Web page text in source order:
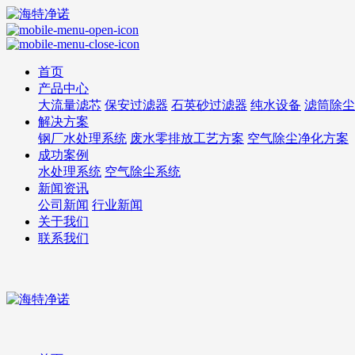
首页
产品中心
大流量滤芯 保安过滤器 石英砂过滤器 纯水设备 滤筒除
解决方案
钢厂水处理系统 废水零排放工艺方案 空气除尘净化方案
成功案例
水处理系统 空气除尘系统
新闻资讯
公司新闻 行业新闻
关于我们
联系我们